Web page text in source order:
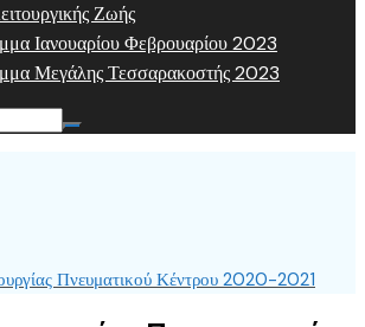
Ζωής
Ιανουαρίου Φεβρουαρίου 2023
Μεγάλης Τεσσαρακοστής 2023
Πνευματικού Κέντρου 2020-2021